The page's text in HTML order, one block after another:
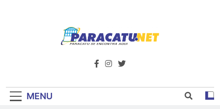
Paracatu.net –
Notícias E
além de tudo sobre esportes e
MENU